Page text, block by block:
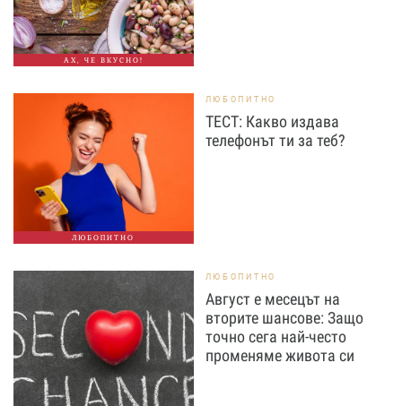
АХ, ЧЕ ВКУСНО!
ЛЮБОПИТНО
ЛЮБОПИТНО
ТЕСТ: Какво издава
телефонът ти за теб?
ЛЮБОПИТНО
Август е месецът на
вторите шансове: Защо
точно сега най-често
променяме живота си